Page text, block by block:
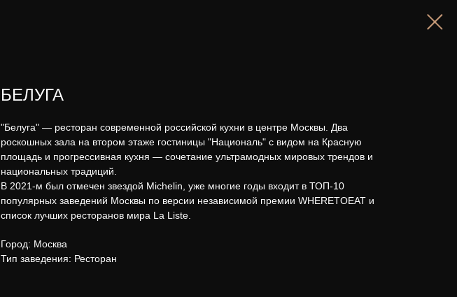
БЕЛУГА
"Белуга" — ресторан современной российской кухни в центре Москвы. Два
роскошных зала на втором этаже гостиницы "Националь" с видом на Красную
площадь и прогрессивная кухня — сочетание ультрамодных мировых трендов и
национальных традиций.
В 2021-м был отмечен звездой Michelin, уже многие годы входит в ТОП-10
популярных заведений Москвы по версии независимой премии WHERETOEAT и
список лучших ресторанов мира La Liste.
Город: Москва
Тип заведения: Ресторан